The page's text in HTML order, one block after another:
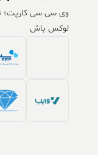
وی سی سی کارپت؛
لوکس باش